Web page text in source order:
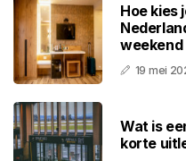
Hoe kies
weekend
19 mei
Wat is
korte